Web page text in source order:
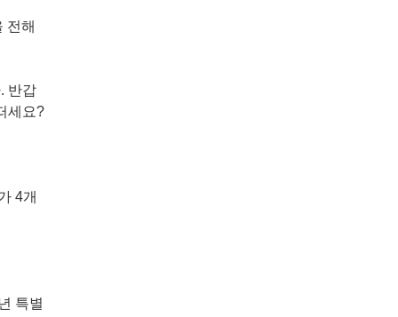
전해
반갑
세요?
4개
특별